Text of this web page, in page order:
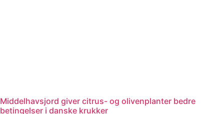
Middelhavsjord giver citrus- og olivenplanter bedre
betingelser i danske krukker